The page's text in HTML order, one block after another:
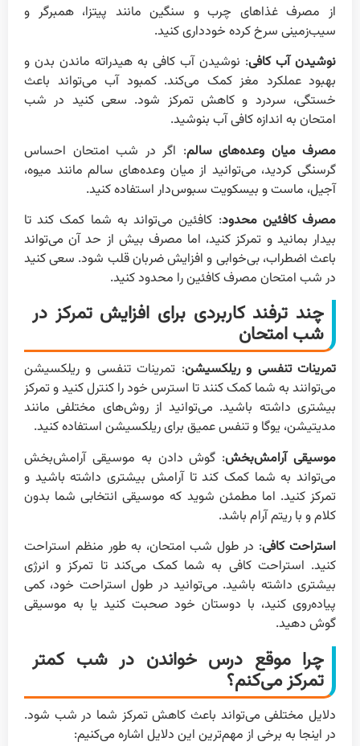
از مصرف غذاهای چرب و سنگین مانند پیتزا، همبرگر و
سیب‌زمینی سرخ کرده خودداری کنید.
نوشیدن آب کافی: نوشیدن آب کافی به هیدراته ماندن بدن و
بهبود عملکرد مغز کمک می‌کند. کمبود آب می‌تواند باعث
خستگی، سردرد و کاهش تمرکز شود. سعی کنید در شب
امتحان به اندازه کافی آب بنوشید.
مصرف میان وعده‌های سالم: اگر در شب امتحان احساس
گرسنگی کردید، می‌توانید از میان وعده‌های سالم مانند میوه،
آجیل، ماست و بیسکویت سبوس‌دار استفاده کنید.
مصرف کافئین محدود: کافئین می‌تواند به شما کمک کند تا
بیدار بمانید و تمرکز کنید، اما مصرف بیش از حد آن می‌تواند
باعث اضطراب، بی‌خوابی و افزایش ضربان قلب شود. سعی کنید
در شب امتحان مصرف کافئین را محدود کنید.
چند ترفند کاربردی برای افزایش تمرکز در
شب امتحان
تمرینات تنفسی و ریلکسیشن: تمرینات تنفسی و ریلکسیشن
می‌توانند به شما کمک کنند تا استرس خود را کنترل کنید و تمرکز
بیشتری داشته باشید. می‌توانید از روش‌های مختلفی مانند
مدیتیشن، یوگا و تنفس عمیق برای ریلکسیشن استفاده کنید.
موسیقی آرامش‌بخش: گوش دادن به موسیقی آرامش‌بخش
می‌تواند به شما کمک کند تا آرامش بیشتری داشته باشید و
تمرکز کنید. اما مطمئن شوید که موسیقی انتخابی شما بدون
کلام و با ریتم آرام باشد.
استراحت کافی: در طول شب امتحان، به طور منظم استراحت
کنید. استراحت کافی به شما کمک می‌کند تا تمرکز و انرژی
بیشتری داشته باشید. می‌توانید در طول استراحت خود، کمی
پیاده‌روی کنید، با دوستان خود صحبت کنید یا به موسیقی
گوش دهید.
چرا موقع درس خواندن در شب کمتر
تمرکز می‌کنم؟
دلایل مختلفی می‌تواند باعث کاهش تمرکز شما در شب شود.
در اینجا به برخی از مهم‌ترین این دلایل اشاره می‌کنیم: